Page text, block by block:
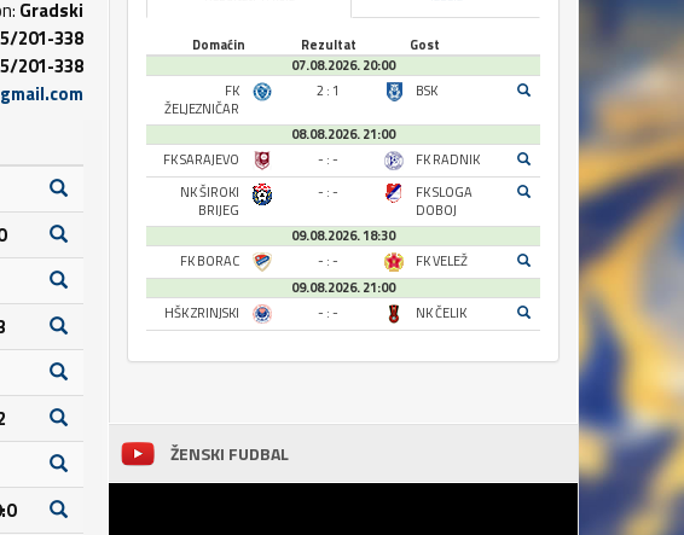
Gradski
201-338
201-338
Domaćin Rezultat
Gost
07.08.2026. 20:00
FK
ŽELJEZNIČAR
2 : 1 BSK
08.08.2026. 21:00
FK SARAJEVO
- : -
FK RADNIK
NK ŠIROKI
BRIJEG
- : -
FK SLOGA
DOBOJ
09.08.2026. 18:30
FK BORAC
- : -
FK VELEŽ
09.08.2026. 21:00
HŠK ZRINJSKI
- : - NK ČELIK
ŽENSKI FUDBAL